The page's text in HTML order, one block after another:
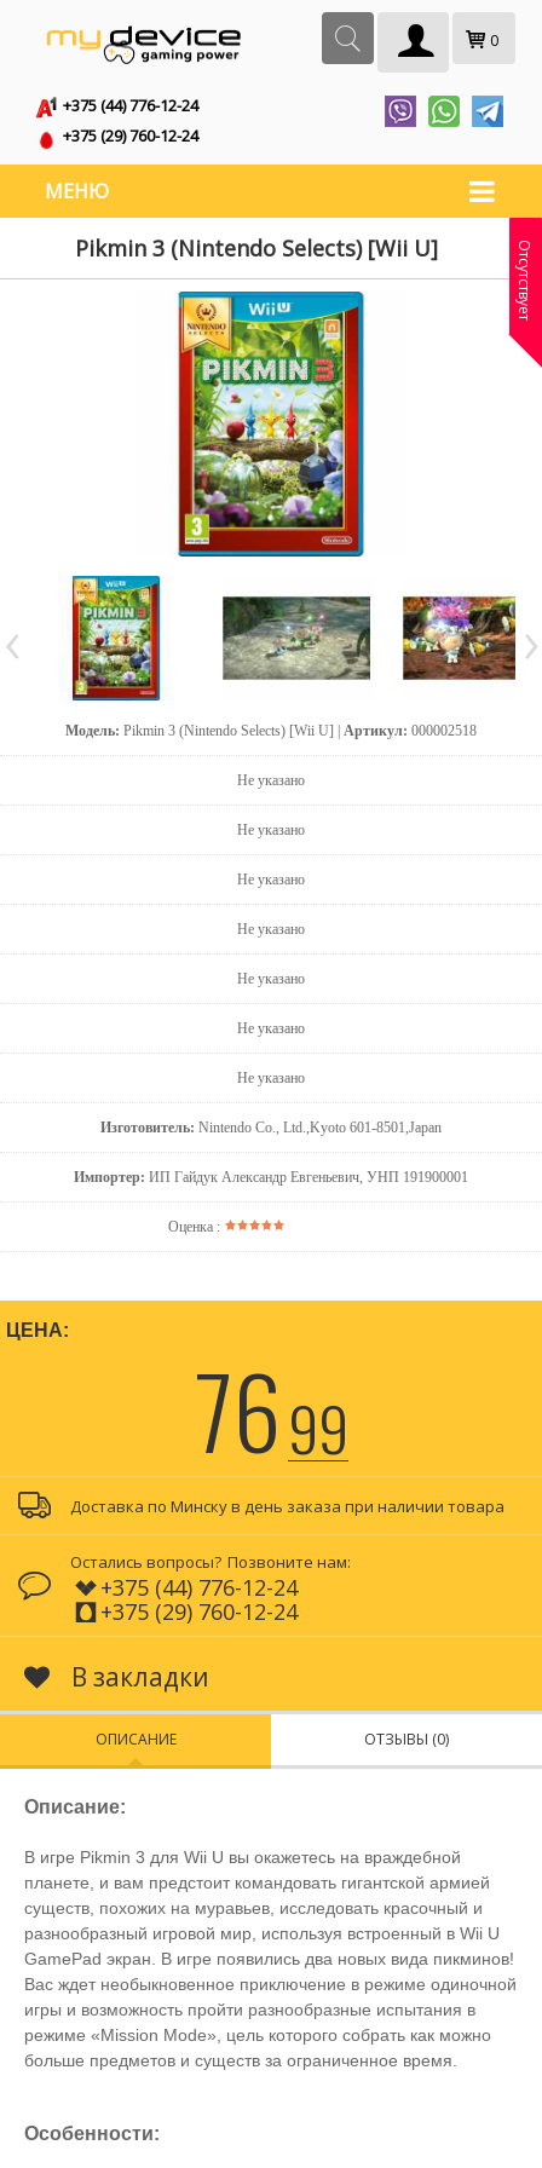
0
+375 (44) 776-12-24
+375 (29) 760-12-24
МЕНЮ
Pikmin 3 (Nintendo Selects) [Wii U]
Модель: Pikmin 3 (Nintendo Selects) [Wii U] | Артикул: 000002518
Не указано
Не указано
Не указано
Не указано
Не указано
Не указано
Не указано
Изготовитель: Nintendo Co., Ltd.,Kyoto 601-8501,Japan
Импортер: ИП Гайдук Александр Евгеньевич, УНП 191900001
Оценка :
Отсутствует
ЦЕНА:
7699
Доставка по Минску в день заказа при наличии товара
Остались вопросы? Позвоните нам:
+375 (44) 776-12-24
+375 (29) 760-12-24
В закладки
ОПИСАНИЕ ОТЗЫВЫ (0)
Описание:
В игре Pikmin 3 для Wii U вы окажетесь на враждебной
планете, и вам предстоит командовать гигантской армией
существ, похожих на муравьев, исследовать красочный и
разнообразный игровой мир, используя встроенный в Wii U
GamePad экран. В игре появились два новых вида пикминов!
Вас ждет необыкновенное приключение в режиме одиночной
игры и возможность пройти разнообразные испытания в
режиме «Mission Mode», цель которого собрать как можно
больше предметов и существ за ограниченное время.
Особенности: